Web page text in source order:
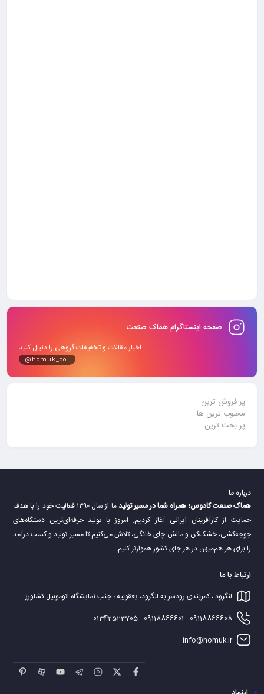
صفحه اینستاگرام هماک صنعت
اخبار مقالات و تخفیفات گروهی را دنبال کنید
@homuk_co
پر فروش ترین
محبوب ترین ها
پر بحث ترین
درباره ما
هماک صنعت کادوس؛ همراه شما در مسیر تولید
ما از سال ۱۳۹۰ فعالیت خود را با هدف
حمایت از کارآفرینان ایرانی آغاز کردیم. امروز با تولید حرفه‌ای‌ترین دستگاه‌های
جوجه‌کشی، خشک‌کن و مالش چای خانگی، تلاش می‌کنیم تا مسیر تولید و کسب درآمد
را برای هر هم‌میهن در هر جای کشور هموارتر کنیم.
ارتباط با ما
لنگرود ، کمربندی رودسر به لنگرود، یعقوبیه ، جنب نمایشگاه اتوموبیل کشاورز
09118866608 - 09118866601 - 01342523705
info@homuk.ir